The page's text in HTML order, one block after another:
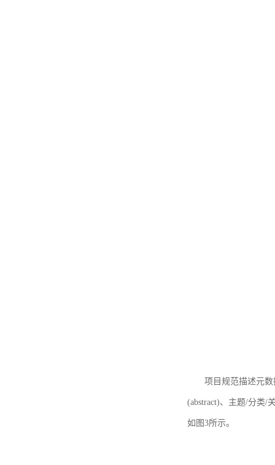
项目规范描述元
(abstract)、主题/分类/
如图3所示。